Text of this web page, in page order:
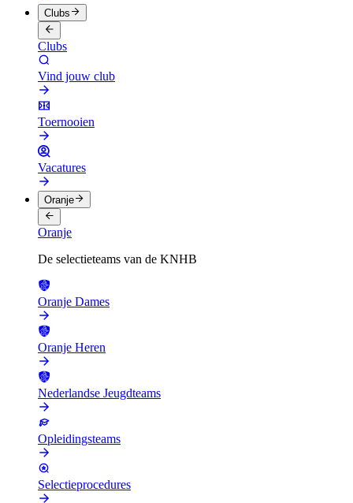
Clubs
Clubs
Vind jouw club
Toernooien
Vacatures
Oranje
Oranje
De selectieteams van de KNHB
Oranje Dames
Oranje Heren
Nederlandse Jeugdteams
Opleidingsteams
Selectieprocedures